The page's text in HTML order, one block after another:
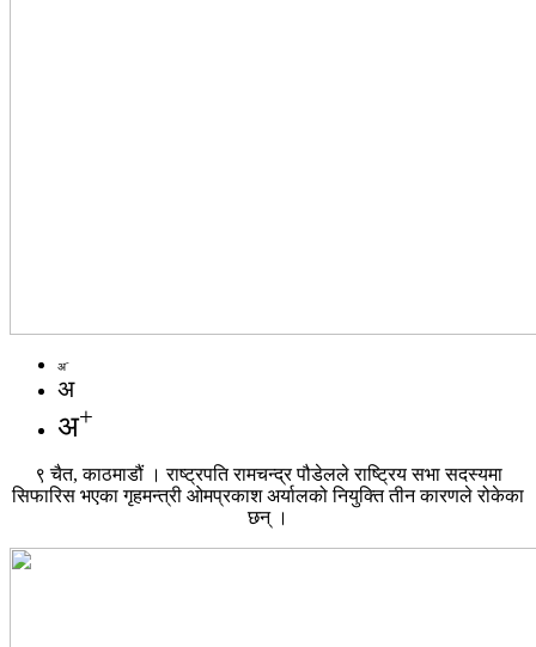
अ-
अ
अ+
९ चैत, काठमाडौं । राष्ट्रपति रामचन्द्र पौडेलले राष्ट्रिय सभा सदस्यमा
सिफारिस भएका गृहमन्त्री ओमप्रकाश अर्यालको नियुक्ति तीन कारणले रोकेका
छन् ।